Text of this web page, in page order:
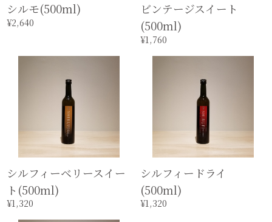
シルモ(500ml)
¥2,640
ビンテージスイート
(500ml)
¥1,760
シルフィーベリースイー
ト(500ml)
¥1,320
シルフィードライ
(500ml)
¥1,320